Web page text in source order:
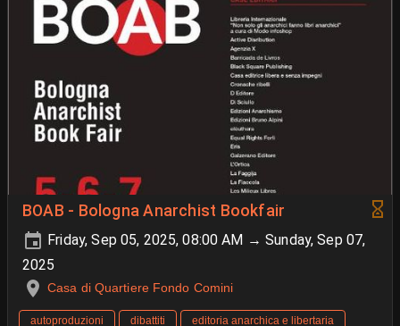
BOAB - Bologna Anarchist Bookfair
Friday, Sep 05, 2025, 08:00 AM → Sunday, Sep 07,
2025
Casa di Quartiere Fondo Comini
autoproduzioni dibattiti editoria anarchica e libertaria